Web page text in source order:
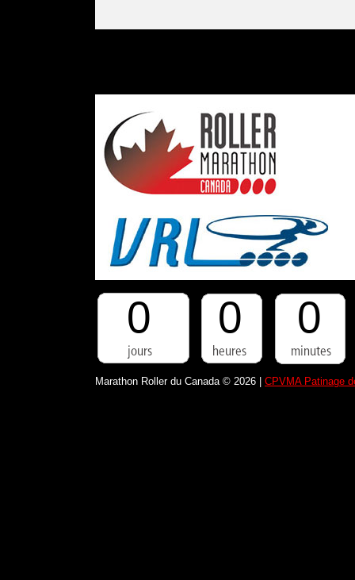
0 0 0
Marathon Roller du Canada © 2026 | CPVMA Patinage